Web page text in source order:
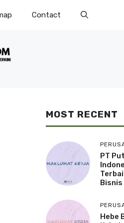
Contact
MOST RECENT
PT
Bisnis
Hebe